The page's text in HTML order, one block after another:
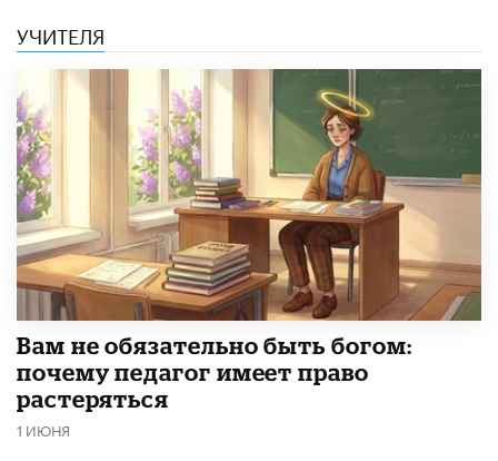
УЧИТЕЛЯ
​Вам не обязательно быть богом:
почему педагог имеет право
растеряться
1 ИЮНЯ